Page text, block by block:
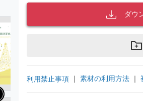
ダウ
利用禁止事項 ｜ 素材の利用方法 ｜